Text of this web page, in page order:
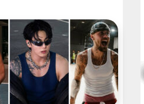
دنیای مد نیز تبدیل شده‌اند. آن‌ها
موسیقی و فشن را از بین برده‌اند.
کنسرت‌ها، موزیک‌ویدئوها و
جهانی،...